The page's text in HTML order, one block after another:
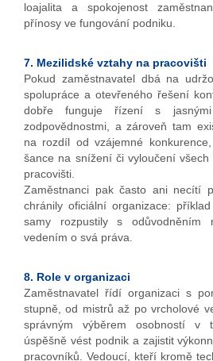
loajalita a spokojenost
přínosy ve fungování podniku.
7. Mezilidské vztahy na pracovišti
Pokud zaměstnavatel dbá na
spolupráce a otevřeného řešení
dobře funguje řízení s
zodpovědnostmi, a zároveň tam
na rozdíl od vzájemné
šance na snížení či vyloučení všech
pracovišti.
Zaměstnanci pak často ani necítí
chránily oficiální organizace:
samy rozpustily s odůvodněním
vedením o svá práva.
8. Role v organizaci
Zaměstnavatel řídí organizaci s
stupně, od mistrů až po vrcholové
správným výběrem osobností v
úspěšně vést podnik a zajistit
pracovníků. Vedoucí, kteří kromě